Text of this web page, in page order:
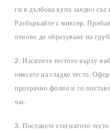
ги в дълбока купа заедно със
Разбъркайте с миксер.
отново до образуване на
2. Изсипете тестото върху
омесете на гладко тесто.
прозрачно фолио и го
час.
3. Поставете стегнатото